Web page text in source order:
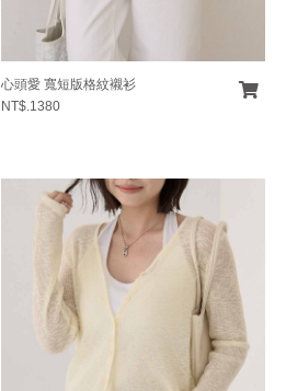
心頭愛 寬短版格紋襯衫
NT$.1380